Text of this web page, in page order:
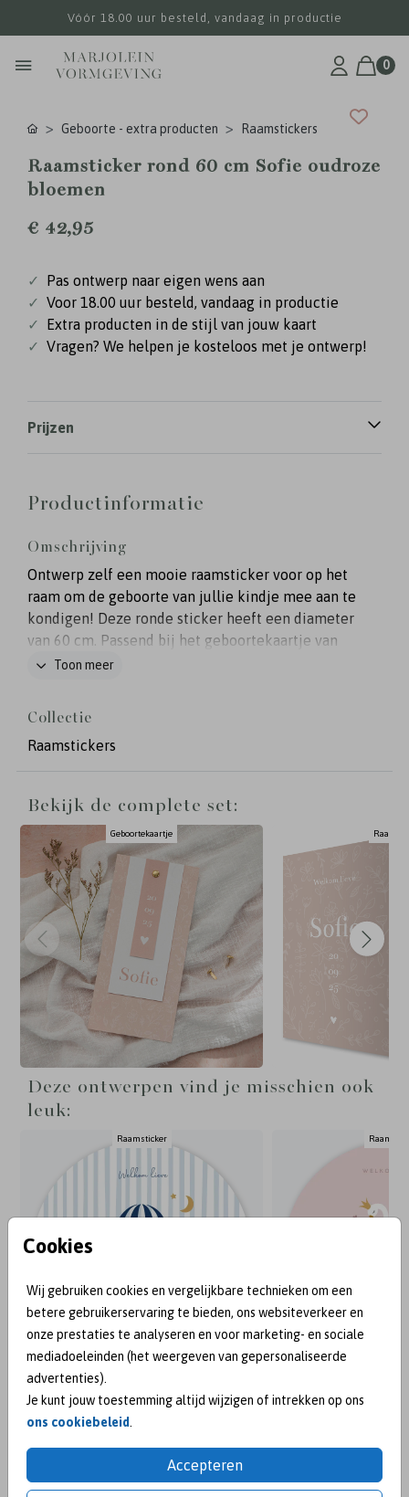
Vóór 18.00 uur besteld, vandaag in productie
0
Cookies
Wij gebruiken cookies en vergelijkbare technieken om een
betere gebruikerservaring te bieden, ons websiteverkeer en
onze prestaties te analyseren en voor marketing- en sociale
mediadoeleinden (het weergeven van gepersonaliseerde
advertenties).
Je kunt jouw toestemming altijd wijzigen of intrekken op ons
ons cookiebeleid
Accepteren
Geboorte - extra producten Raamstickers
Raamsticker rond 60 cm Sofie oudroze
bloemen
€ 42,95
✓
Pas ontwerp naar eigen wens aan
✓ Voor 18.00 uur besteld, vandaag in productie
✓
Extra producten in de stijl van jouw kaart
✓ Vragen? We helpen je kosteloos met je ontwerp!
Prijzen
Productinformatie
Omschrijving
Ontwerp zelf een mooie raamsticker voor op het
raam om de geboorte van jullie kindje mee aan te
kondigen! Deze ronde sticker heeft een diameter
van 60 cm. Passend bij het geboortekaartje van
Sofie.Toon meer
Collectie
Raamstickers
Bekijk de complete set:
Geboortekaartje
Deze ontwerpen vind je misschien ook
leuk:
Raamsticker
BEKEND VAN: